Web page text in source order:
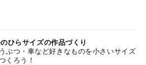
ひらサイズの作品づくり
ぶつ・車など好きなものを小さいサイズ
くろう！